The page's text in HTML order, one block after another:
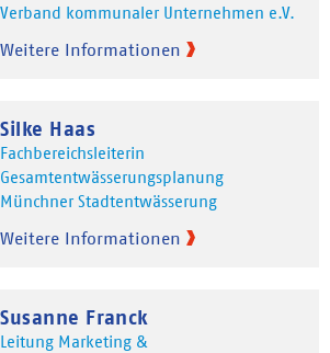
Verband kommunaler Unternehmen e.V.
Weitere Informationen
Silke Haas
Fachbereichsleiterin
Gesamtentwässerungsplanung
Münchner Stadtentwässerung
Weitere Informationen
Susanne Franck
Leitung Marketing &